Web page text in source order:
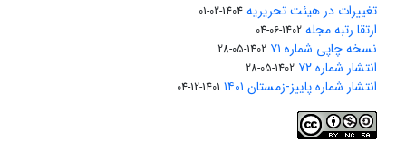
تغییرات در هیئت تحریریه 1404-02-01
ارتقا رتبه مجله 1402-06-04
نسخه چاپی شماره ۷۱ 1402-05-28
انتشار شماره ۷۲ 1402-05-28
انتشار شماره پاییز-زمستان ۱۴۰۱ 1401-12-04